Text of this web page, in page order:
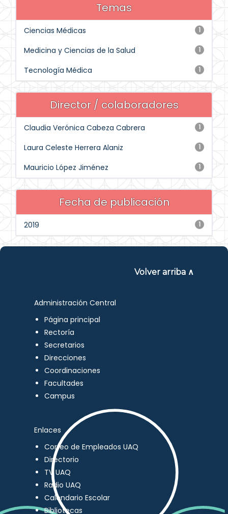
Temas
1
Ciencias Médicas
1
Medicina y Ciencias de la Salud
1
Tecnología Médica
Director / colaboradores
1
Claudia Verónica Cabeza Cabrera
1
Laura Celeste Herrera Alaniz
1
Mauricio López Jiménez
Fecha de publicación
1
2019
Volver arriba ∧
Administración Central
Página principal
Rectoría
Secretarios
Direcciones
Coordinaciones
Facultades
Campus
Enlaces
Correo de Empleados UAQ
Directorio
TV UAQ
Radio UAQ
Calendario Escolar
Bibliotecas